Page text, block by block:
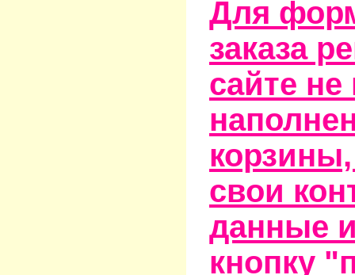
Для
заказа
сайте
свои
данные
кнопку